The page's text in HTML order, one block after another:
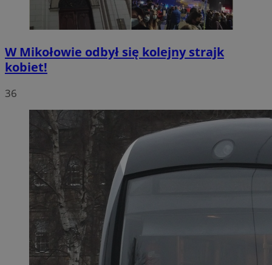
W Mikołowie odbył się kolejny strajk
kobiet!
36